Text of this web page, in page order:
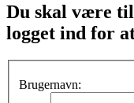
Du skal være
logget ind for
Brugernavn: